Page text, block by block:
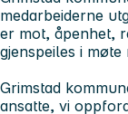
medarbeiderne
er mot, åpenhet,
gjenspeiles i
Grimstad
ansatte, vi